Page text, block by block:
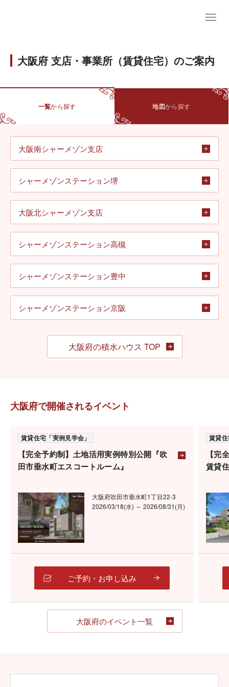
大阪府 支店・事業所（賃貸住宅）のご案内
一覧から探す 地図から探す
大阪南シャーメゾン支店
シャーメゾンステーション堺
大阪北シャーメゾン支店
シャーメゾンステーション高槻
シャーメゾンステーション豊中
シャーメゾンステーション京阪
大阪府の積水ハウス TOP
大阪府で開催されるイベント
【完全予約制】土地活用実例特別公開『吹
田市垂水町エスコートルーム』
賃貸住宅「実例見学会」
大阪府吹田市垂水町1丁目22-3
2026/03/18(水) ～ 2026/08/31(月)
ご予約・お申し込み
【
賃貸
賃貸
大阪府のイベント一覧